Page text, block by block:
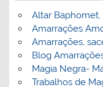
Altar
Amarrações
Amarrações,
Blog
Magia Negra-
Trabalhos de